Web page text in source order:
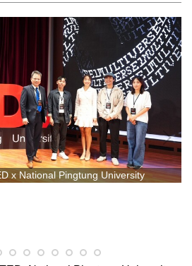
x National Pingtung University